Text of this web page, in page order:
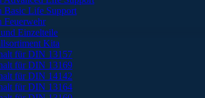
Basic Life Support
Feuerwehr
Einzelteile
Kita
für DIN 13157
für DIN 13169
für DIN 14142
für DIN 13164